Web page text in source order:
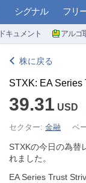
シグナル フリ
ドキュメント アルゴ
株に戻る
STXK: EA Series
39.31 USD
セクター: 金融 ベ
STXKの今日の為替
れました。
EA Series Trust